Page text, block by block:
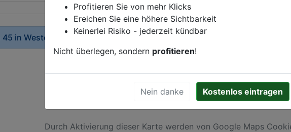
45 in Westerhaar-Vriezenveensewijk
Durch Aktivierung dieser Karte werden von Google Maps
Profitieren Sie von mehr Klicks
Ereichen Sie eine höhere Sichtbarkeit
Keinerlei Risiko - jederzeit kündbar
Nicht überlegen, sondern profitieren!
Nein danke Kostenlos eintragen